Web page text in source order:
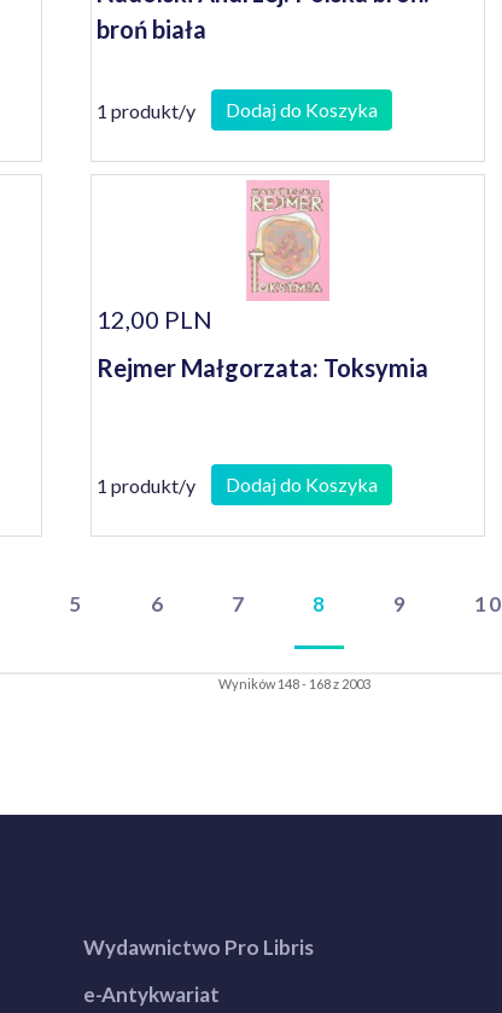
broń biała
1 produkt/y Dodaj do Koszyka
12,00 PLN
Rejmer Małgorzata: Toksymia
1 produkt/y Dodaj do Koszyka
5 6 7 8 9 10
Wyników 148 - 168 z 2003
Wydawnictwo Pro Libris
e-Antykwariat